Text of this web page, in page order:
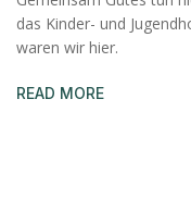
das Kinder- und
waren wir hier.
READ MORE